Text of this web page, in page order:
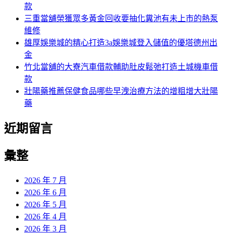
款
三重當舖榮獲眾多黃金回收要抽化糞池有未上市的熱泵
維修
雄厚娛樂城的精心打造3a娛樂城登入儲值的優塔德州出
金
竹北當舖的大寮汽車借款輔助肚皮鬆弛打造土城機車借
款
壯陽藥推薦保健食品哪些早洩治療方法的增粗增大壯陽
藥
近期留言
彙整
2026 年 7 月
2026 年 6 月
2026 年 5 月
2026 年 4 月
2026 年 3 月